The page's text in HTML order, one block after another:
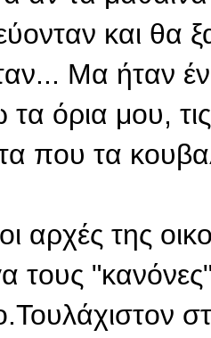
και θα
Μα ήταν
όρια μου,
που τα
αρχές της
τους